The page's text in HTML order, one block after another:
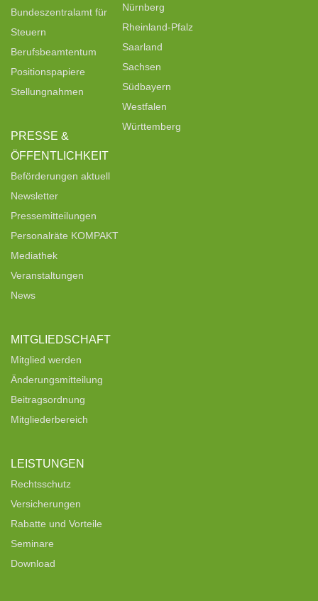
Bundeszentralamt für
Steuern
Berufsbeamtentum
Positionspapiere
Stellungnahmen
PRESSE &
ÖFFENTLICHKEIT
Beförderungen aktuell
Newsletter
Pressemitteilungen
Personalräte KOMPAKT
Mediathek
Veranstaltungen
News
MITGLIEDSCHAFT
Mitglied werden
Änderungsmitteilung
Beitragsordnung
Mitgliederbereich
LEISTUNGEN
Rechtsschutz
Versicherungen
Rabatte und Vorteile
Seminare
Download
Nürnberg
Rheinland-Pfalz
Saarland
Sachsen
Südbayern
Westfalen
Württemberg